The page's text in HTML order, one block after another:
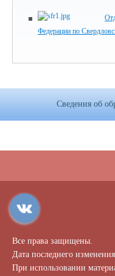
Федерации по
Сведения об
Все права защищены.
Дата последнего
При использовании